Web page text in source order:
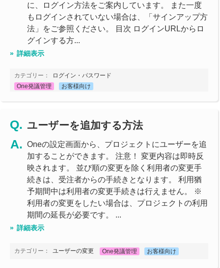
に、ログイン方法をご案内しています。 また一度
もログインされていない場合は、「サインアップ方
法」をご参照ください。 目次 ログインURLからロ
グインする方...
詳細表示
カテゴリー：
ログイン・パスワード
One発議管理
お客様向け
ユーザーを追加する方法
Oneの設定画面から、プロジェクトにユーザーを追
加することができます。 注意！ 変更内容は即時反
映されます。 並び順の変更を除く利用者の変更手
続きは、受注者からの手続きとなります。 利用猶
予期間中は利用者の変更手続きは行えません。 ※
利用者の変更をしたい場合は、プロジェクトの利用
期間の延長が必要です。 ...
詳細表示
カテゴリー： ユーザーの変更 One発議管理 お客様向け